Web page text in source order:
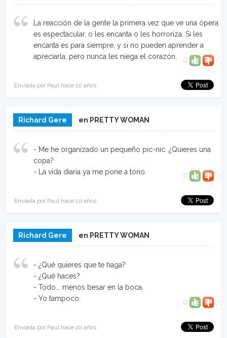
La reacción de la gente la primera vez que ve una ópera
es espectacular, o les encanta o les horroriza. Si les
encanta es para siempre, y si no pueden aprender a
apreciarla, pero nunca les niega el corazón.
0
Enviada por Paul hace 10 años
Richard Gere en PRETTY WOMAN
- Me he organizado un pequeño pic-nic. ¿Quieres una
copa?
- La vida diaria ya me pone a tono.
0
Enviada por Paul hace 10 años
Richard Gere en PRETTY WOMAN
- ¿Qué quieres que te haga?
- ¿Qué haces?
- Todo... menos besar en la boca.
- Yo tampoco.
0
Enviada por Paul hace 10 años